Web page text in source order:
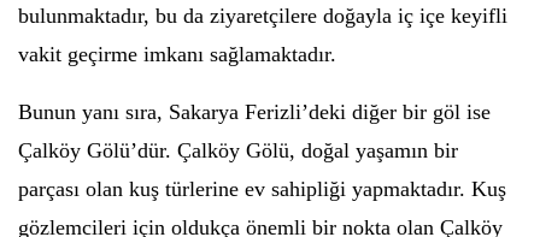
bulunmaktadır, bu da ziyaretçilere doğayla iç içe keyifli
vakit geçirme imkanı sağlamaktadır.
Bunun yanı sıra, Sakarya Ferizli’deki diğer bir göl ise
Çalköy Gölü’dür. Çalköy Gölü, doğal yaşamın bir
parçası olan kuş türlerine ev sahipliği yapmaktadır. Kuş
gözlemcileri için oldukça önemli bir nokta olan Çalköy